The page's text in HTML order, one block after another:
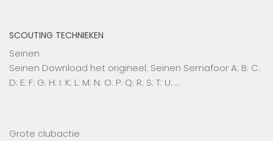
SCOUTING TECHNIEKEN
Seinen
Seinen Download het origineel: Seinen Semafoor A: B: C:
D: E: F: G: H: I: K: L: M: N: O: P: Q: R: S: T: U: …
Grote clubactie